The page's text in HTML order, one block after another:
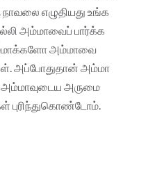
எழுதியது உங்க
அம்மாவைப் பார்க்க
அம்மாவை
அப்போதுதான் அம்மா
அம்மாவுடைய அருமை
புரிந்துகொண்டோம்.